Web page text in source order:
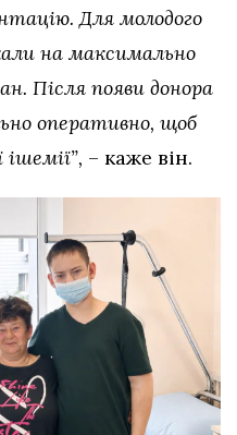
Для молодого
на максимально
Після появи донора
оперативно, щоб
– каже він.